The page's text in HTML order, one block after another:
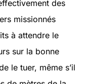
des
missionnés
à attendre le
sur la bonne
le tuer, même s’il